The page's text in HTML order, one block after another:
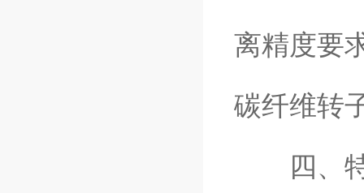
离精度要
碳纤维转
四、特